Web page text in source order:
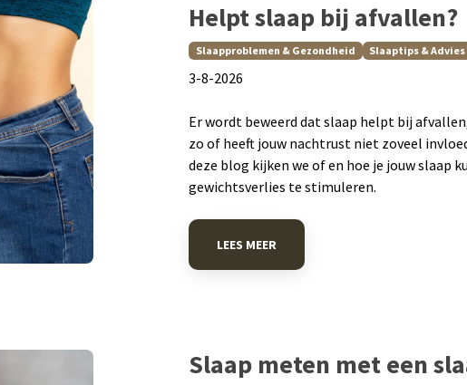
Helpt slaap bij afvallen?
Slaapproblemen & Gezondheid Slaaptips & Advies
​3-8-2026
Er wordt beweerd dat slaap helpt bij
zo of heeft jouw nachtrust niet zoveel
deze blog kijken we of en hoe je jouw slaap
gewichtsverlies te stimuleren.
LEES MEER
Slaap meten met een